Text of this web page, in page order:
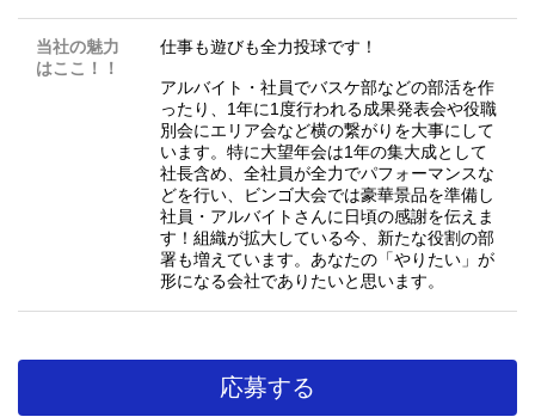
当社の魅力
はここ！！
仕事も遊びも全力投球です！
アルバイト・社員でバスケ部などの部活を作
ったり、1年に1度行われる成果発表会や役職
別会にエリア会など横の繋がりを大事にして
います。特に大望年会は1年の集大成として
社長含め、全社員が全力でパフォーマンスな
どを行い、ビンゴ大会では豪華景品を準備し
社員・アルバイトさんに日頃の感謝を伝えま
す！組織が拡大している今、新たな役割の部
署も増えています。あなたの「やりたい」が
形になる会社でありたいと思います。
応募する